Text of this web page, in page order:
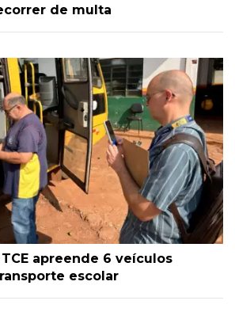
de multa
apreende 6 veículos
escolar